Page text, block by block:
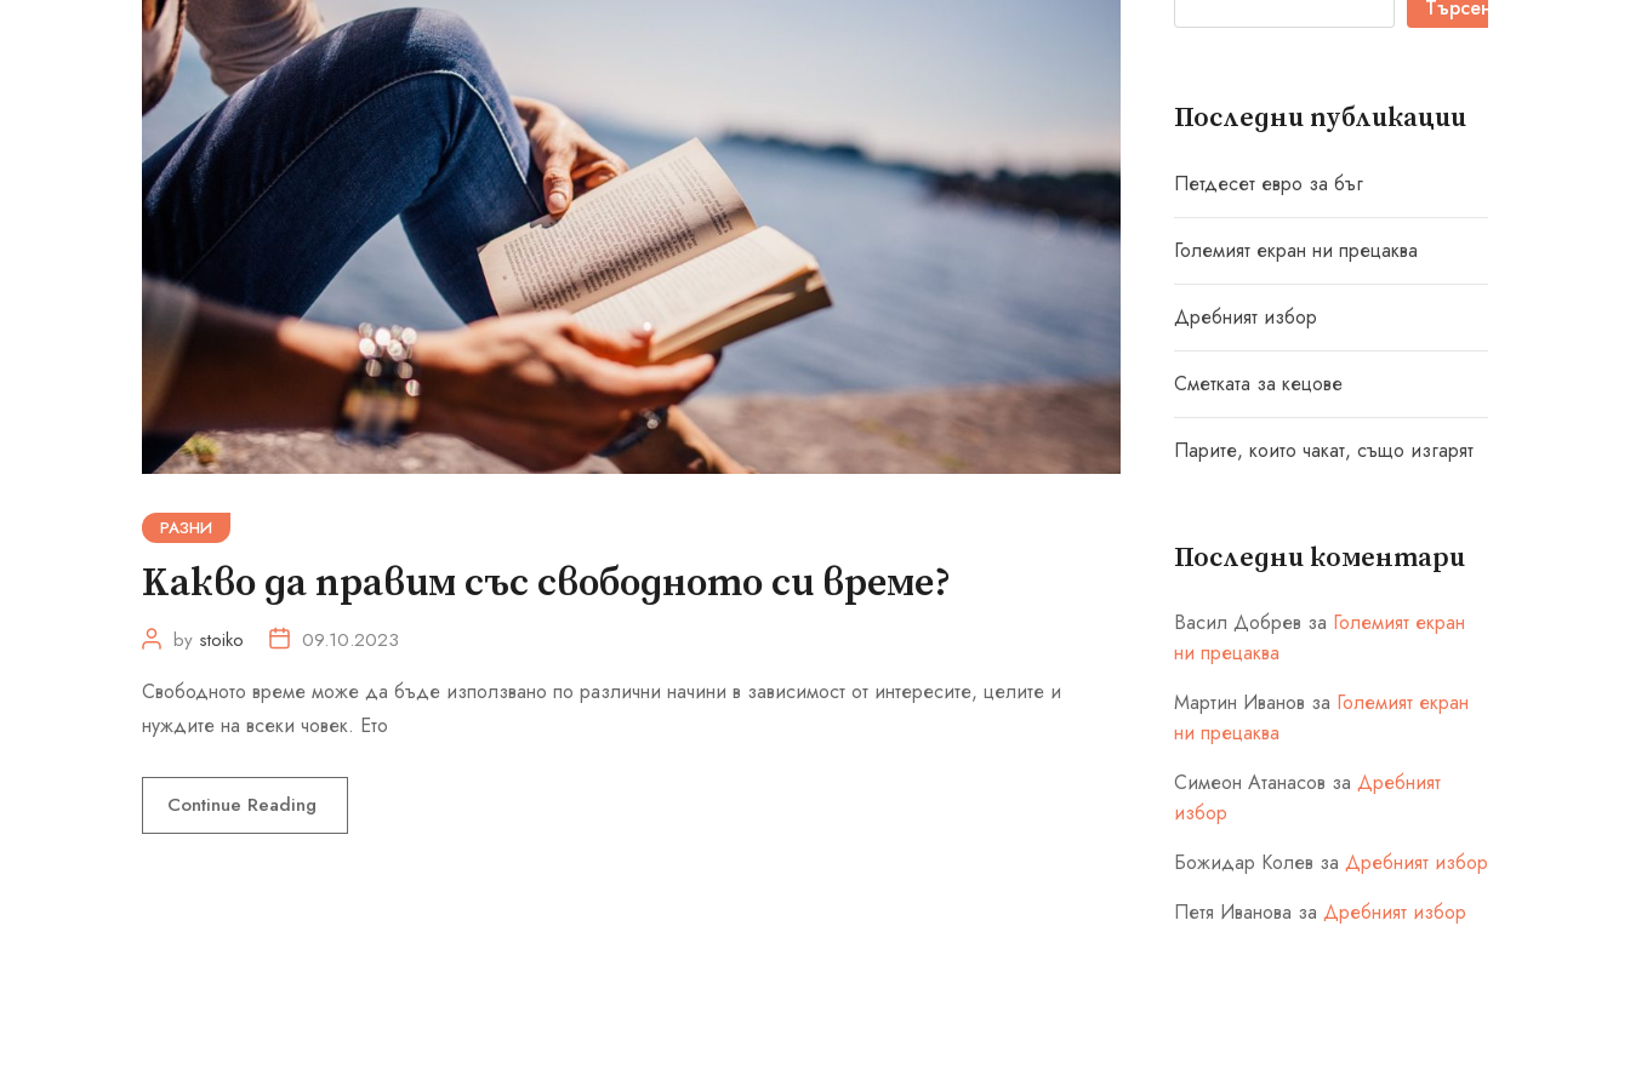
РАЗНИ
Kакво да правим със свободното си време?
by stoiko 09.10.2023
Свободното време може да бъде използвано по различни начини в зависимост от интересите, целите и
нуждите на всеки човек. Ето
Continue Reading
Търсене
Последни публикации
Петдесет евро за бъг
Големият екран ни прецаква
Дребният избор
Сметката за кецове
Парите, които чакат, също изгарят
Последни коментари
Васил Добрев за Големият екран
ни прецаква
Мартин Иванов за Големият екран
ни прецаква
Симеон Атанасов за Дребният
избор
Божидар Колев за Дребният избор
Петя Иванова за Дребният избор